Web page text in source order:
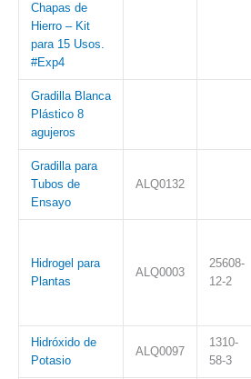
Chapas de
Hierro – Kit
para 15 Usos.
#Exp4
Gradilla Blanca
Plástico 8
agujeros
Gradilla para
Tubos de
Ensayo
ALQ0132
Hidrogel para
Plantas
ALQ0003
25608-
12-2
Hidróxido de
Potasio
ALQ0097
1310-
58-3